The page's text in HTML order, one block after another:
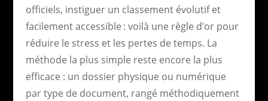
officiels, instiguer un classement évolutif et
facilement accessible : voilà une règle d’or pour
réduire le stress et les pertes de temps. La
méthode la plus simple reste encore la plus
efficace : un dossier physique ou numérique
par type de document, rangé méthodiquement